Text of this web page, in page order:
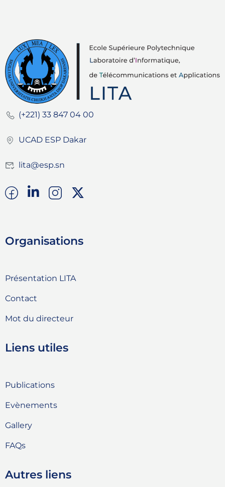
(+221) 33 847 04 00
UCAD ESP Dakar
lita@esp.sn
Organisations
Présentation LITA
Contact
Mot du directeur
Liens utiles
Publications
Evènements
Gallery
FAQs
Autres liens